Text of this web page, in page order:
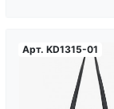
Арт. KD1315-01